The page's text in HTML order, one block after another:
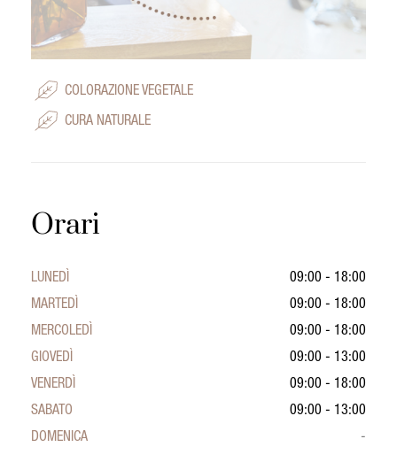
COLORAZIONE VEGETALE
CURA NATURALE
Orari
LUNEDÌ
09:00 - 18:00
MARTEDÌ
09:00 - 18:00
MERCOLEDÌ
09:00 - 18:00
GIOVEDÌ
09:00 - 13:00
VENERDÌ
09:00 - 18:00
SABATO
09:00 - 13:00
DOMENICA
-